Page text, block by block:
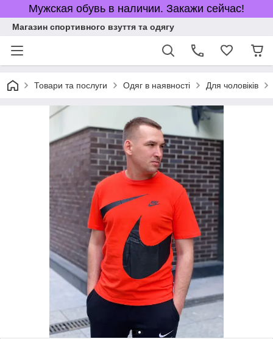
Мужская обувь в наличии. Закажи сейчас!
Магазин спортивного взуття та одягу
Товари та послуги Одяг в наявності Для чоловіків